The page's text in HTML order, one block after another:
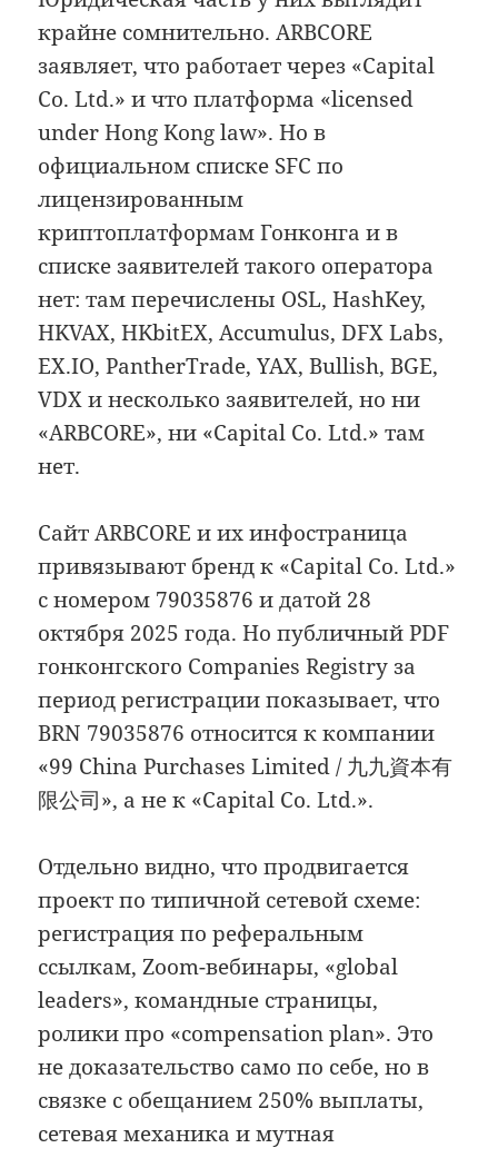
крайне сомнительно. ARBCORE
заявляет, что работает через «Capital
Co. Ltd.» и что платформа «licensed
under Hong Kong law». Но в
официальном списке SFC по
лицензированным
криптоплатформам Гонконга и в
списке заявителей такого оператора
нет: там перечислены OSL, HashKey,
HKVAX, HKbitEX, Accumulus, DFX Labs,
EX.IO, PantherTrade, YAX, Bullish, BGE,
VDX и несколько заявителей, но ни
«ARBCORE», ни «Capital Co. Ltd.» там
нет.
Сайт ARBCORE и их инфостраница
привязывают бренд к «Capital Co. Ltd.»
с номером 79035876 и датой 28
октября 2025 года. Но публичный PDF
гонконгского Companies Registry за
период регистрации показывает, что
BRN 79035876 относится к компании
«99 China Purchases Limited / 九九資本有
限公司», а не к «Capital Co. Ltd.».
Отдельно видно, что продвигается
проект по типичной сетевой схеме:
регистрация по реферальным
ссылкам, Zoom-вебинары, «global
leaders», командные страницы,
ролики про «compensation plan». Это
не доказательство само по себе, но в
связке с обещанием 250% выплаты,
сетевая механика и мутная